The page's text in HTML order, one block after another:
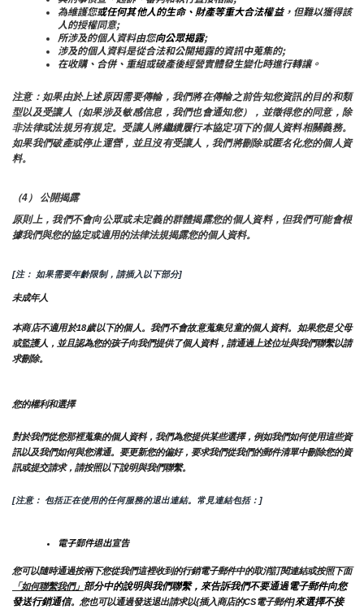
為維護您或任何其他人的生命、財產等重大合法權益，但難以獲得該
人的授權同意;
所涉及的個人資料由您向公眾揭露;
涉及的個人資料是從合法和公開揭露的資訊中蒐集的;
在收購、合併、重組或破產後經營實體發生變化時進行轉讓。
注意：如果由於上述原因需要傳輸，我們將在傳輸之前告知您資訊的目的和類
型以及受讓人（如果涉及敏感信息，我們也會通知您），並徵得您的同意，除
非法律或法規另有規定。受讓人將繼續履行本協定項下的個人資料相關義務。
如果我們破產或停止運營，並且沒有受讓人，我們將刪除或匿名化您的個人資
料。
（4） 公開揭露
原則上，我們不會向公眾或未定義的群體揭露您的個人資料，但我們可能會根
據我們與您的協定或適用的法律法規揭露您的個人資料。
[注： 如果需要年齡限制，請插入以下部分]
未成年人
本商店不適用於18歲以下的個人。我們不會故意蒐集兒童的個人資料。如果您是父母
或監護人，並且認為您的孩子向我們提供了個人資料，請通過上述位址與我們聯繫以請
求刪除。
您的權利和選擇
對於我們從您那裡蒐集的個人資料，我們為您提供某些選擇，例如我們如何使用這些資
訊以及我們如何與您溝通。要更新您的偏好，要求我們從我們的郵件清單中刪除您的資
訊或提交請求，請按照以下說明與我們聯繫。
[注意： 包括正在使用的任何服務的退出連結。常見連結包括：]
電子郵件退出宣告
您可以隨時通過按兩下您從我們這裡收到的行銷電子郵件中的取消訂閱連結或按照下面
「如何聯繫我們」 部分中的說明與我們聯繫，來告訴我們不要通過電子郵件向您
發送行銷通信。您也可以通過發送退出請求以{插入商店的CS電子郵件]來選擇不接